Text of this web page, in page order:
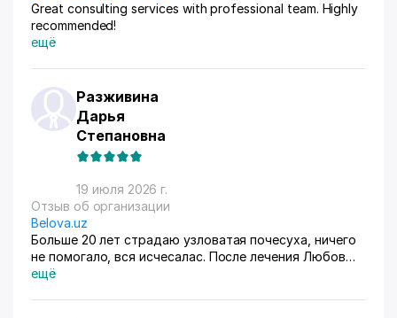
Great consulting services with professional team. Highly
recommended!
ещё
Разживина
Дарья
Степановна
19 июля 2026 г.
Отзыв об организации
Belova.uz
Больше 20 лет страдаю узловатая почесуха, ничего
не помогало, вся исчесалас. После лечения Любов
Владимировны 90% болячек ушло, сейчас
ещё